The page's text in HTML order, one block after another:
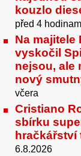
kouzlo
před 4
Na majitele
vyskočil
nejsou, ale
nový
včera
Cristiano
sbírku
hračkářství
6.8.2026